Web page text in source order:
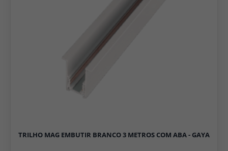
TRILHO MAG EMBUTIR BRANCO 3 METROS COM ABA - GAYA